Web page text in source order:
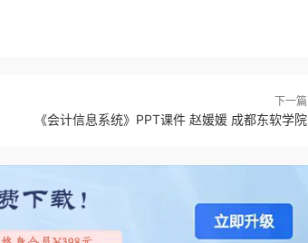
下一篇
《会计信息系统》PPT课件 赵媛媛 成都东软学院